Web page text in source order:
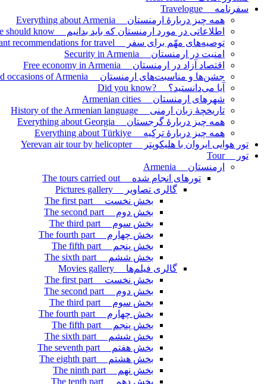
سفرنامه Travelogue
همه چیز دربارۀ ارمنستان Everything about Armenia
اطلاعاتی در مورد ارمنستان که باید بدانیم Information about Armenia that we should know
توصیه‌های مهّم برای سفر Important recommendations for travel
امنیت در ارمنستان Security in Armenia
اقتصاد آزاد در ارمنستان Free economy in Armenia
جشن‌ها و مناسبت‌های ارمنستان Celebrations and occasions of Armenia
آیا می‌دانستید؟ ?Did you know
شهرهای ارمنستان Armenian cities
تاریخچۀ زبان ارمنی History of the Armenian language
همه چیز دربارۀ گرجستان Everything about Georgia
همه چیز دربارۀ ترکیه Everything about Türkiye
تور هوایی ایروان با هلیکوپتر Yerevan air tour by helicopter
تور Tour
ارمنستان Armenia
تورهای انجام شده The tours carried out
گالری تصاویر Pictures gallery
بخش نخست The first part
بخش دوم The second part
بخش سوم The third part
بخش چهارم The fourth part
بخش پنجم The fifth part
بخش ششم The sixth part
گالری فیلم‌ها Movies gallery
بخش نخست The first part
بخش دوم The second part
بخش سوم The third part
بخش چهارم The fourth part
بخش پنجم The fifth part
بخش ششم The sixth part
بخش هفتم The seventh part
بخش هشتم The eighth part
بخش نهم The ninth part
بخش دهم The tenth part